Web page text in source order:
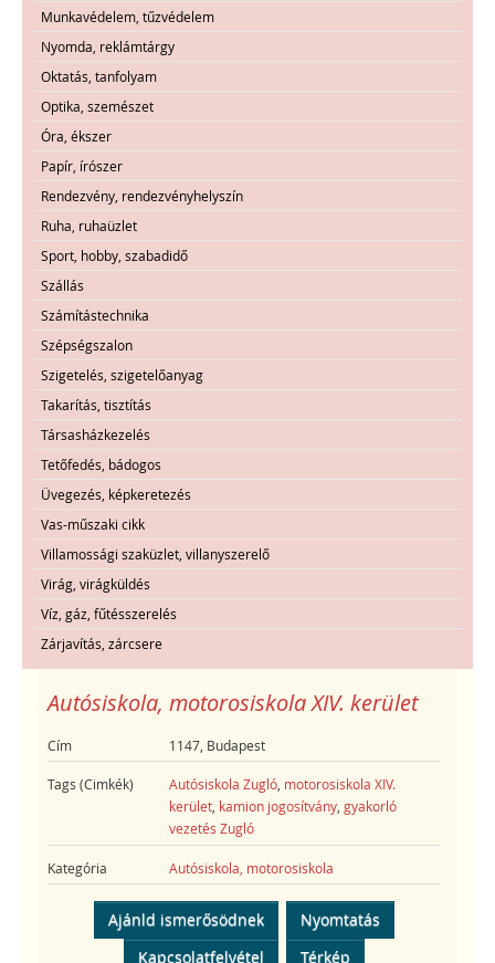
Munkavédelem, tűzvédelem
Nyomda, reklámtárgy
Oktatás, tanfolyam
Optika, szemészet
Óra, ékszer
Papír, írószer
Rendezvény, rendezvényhelyszín
Ruha, ruhaüzlet
Sport, hobby, szabadidő
Szállás
Számítástechnika
Szépségszalon
Szigetelés, szigetelőanyag
Takarítás, tisztítás
Társasházkezelés
Tetőfedés, bádogos
Üvegezés, képkeretezés
Vas-műszaki cikk
Villamossági szaküzlet, villanyszerelő
Virág, virágküldés
Víz, gáz, fűtésszerelés
Zárjavítás, zárcsere
Autósiskola, motorosiskola XIV. kerület
Cím 1147, Budapest
Tags (Cimkék) Autósiskola Zugló, motorosiskola XIV.
kerület, kamion jogosítvány,gyakorló
vezetés Zugló
Kategória Autósiskola, motorosiskola
Ajánld ismerősödnek
Nyomtatás
Kapcsolatfelvétel
Térkép